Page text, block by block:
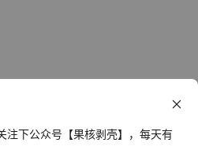
注下公众号【果核剥壳】，每天有